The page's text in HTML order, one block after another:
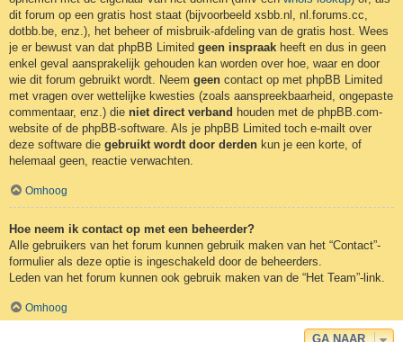
dit forum op een gratis host staat (bijvoorbeeld xsbb.nl, nl.forums.cc,
dotbb.be, enz.), het beheer of misbruik-afdeling van de gratis host. Wees
je er bewust van dat phpBB Limited geen inspraak heeft en dus in geen
enkel geval aansprakelijk gehouden kan worden over hoe, waar en door
wie dit forum gebruikt wordt. Neem geen contact op met phpBB Limited
met vragen over wettelijke kwesties (zoals aanspreekbaarheid, ongepaste
commentaar, enz.) die niet direct verband houden met de phpBB.com-
website of de phpBB-software. Als je phpBB Limited toch e-mailt over
deze software die gebruikt wordt door derden kun je een korte, of
helemaal geen, reactie verwachten.
Omhoog
Hoe neem ik contact op met een beheerder?
Alle gebruikers van het forum kunnen gebruik maken van het “Contact”-
formulier als deze optie is ingeschakeld door de beheerders.
Leden van het forum kunnen ook gebruik maken van de “Het Team”-link.
Omhoog
GA NAAR